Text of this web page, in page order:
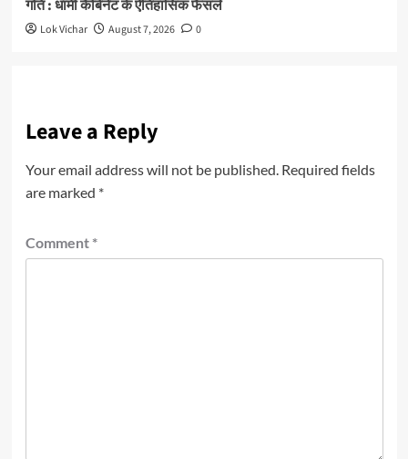
गति : धामी कैबिनेट के ऐतिहासिक फैसले
Lok Vichar August 7, 2026 0
Leave a Reply
Your email address will not be published. Required fields
are marked *
Comment *